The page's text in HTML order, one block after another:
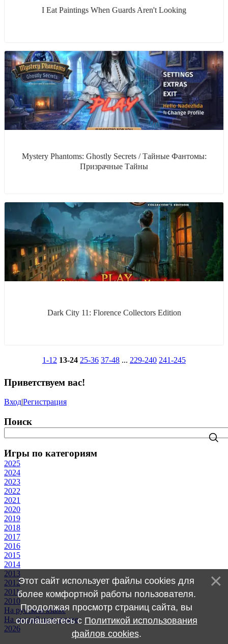
I Eat Paintings When Guards Aren't Looking
Mystery Phantoms: Ghostly Secrets / Тайные Фантомы:
Призрачные Тайны
Dark City 11: Florence Collectors Edition
1-12 13-24 25-36 37-48 ... 229-240 241-245
Приветствуем вас!
Вход|Регистрация
Поиск
Игры по категориям
2025
2024
2023
2022
2021
2020
2019
2018
2017
2016
2015
2014
2013
2012
2011
2010
На русском языке
На английском языке
2026
Этот сайт использует файлы cookies для
более комфортной работы пользователя.
Продолжая просмотр страниц сайта, вы
соглашаетесь с Политикой использования
файлов cookies.